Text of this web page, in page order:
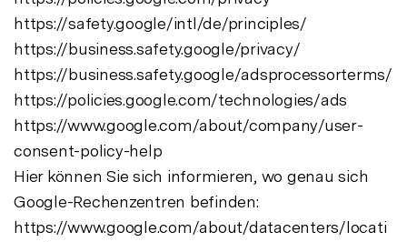
https://safety.google/intl/de/principles/
https://business.safety.google/privacy/
https://business.safety.google/adsprocessorterms/
https://policies.google.com/technologies/ads
https://www.google.com/about/company/user-
consent-policy-help
Hier können Sie sich informieren, wo genau sich
Google-Rechenzentren befinden:
https://www.google.com/about/datacenters/locati